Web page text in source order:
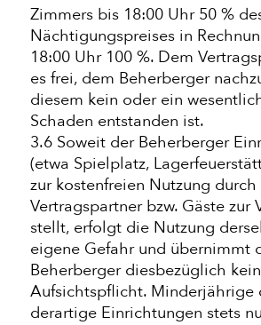
Zimmers bis 18:00 Uhr 50 %
Nächtigungspreises in
18:00 Uhr 100 %. Dem
es frei, dem Beherberger
diesem kein oder ein
Schaden entstanden ist.
3.6 Soweit der Beherberger
(etwa Spielplatz,
zur kostenfreien Nutzung durch
Vertragspartner bzw. Gäste zur
stellt, erfolgt die Nutzung
eigene Gefahr und übernimmt
Beherberger diesbezüglich
Aufsichtspflicht. Minderjährige
derartige Einrichtungen stets